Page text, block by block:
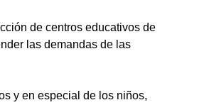
de centros educativos de
las demandas de las
y en especial de los niños,